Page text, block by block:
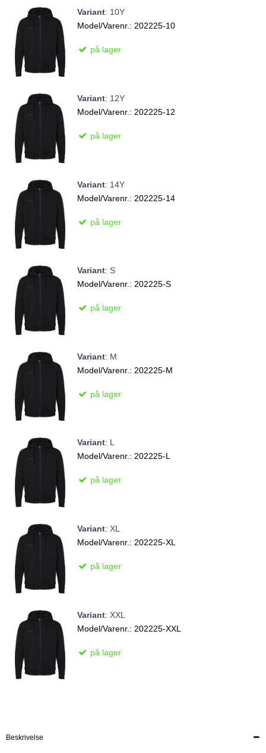
Variant: 10Y
Model/Varenr.: 202225-10
på lager
Variant: 12Y
Model/Varenr.: 202225-12
på lager
Variant: 14Y
Model/Varenr.: 202225-14
på lager
Variant: S
Model/Varenr.: 202225-S
på lager
Variant: M
Model/Varenr.: 202225-M
på lager
Variant: L
Model/Varenr.: 202225-L
på lager
Variant: XL
Model/Varenr.: 202225-XL
på lager
Variant: XXL
Model/Varenr.: 202225-XXL
på lager
Beskrivelse